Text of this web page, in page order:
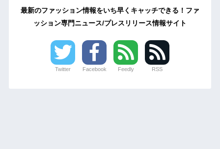
最新のファッション情報をいち早くキャッチできる！ファ
ッション専門ニュース/プレスリリース情報サイト
Twitter Facebook Feedly RSS